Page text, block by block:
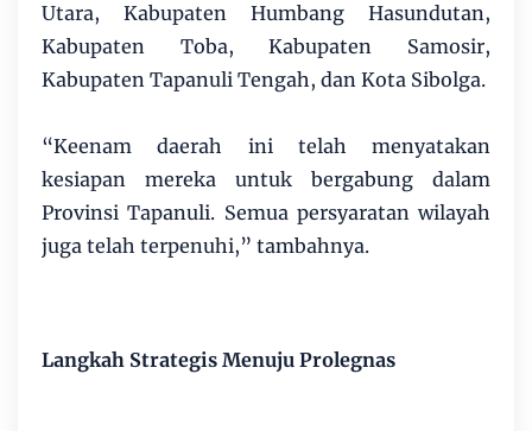
Utara, Kabupaten Humbang Hasundutan,
Kabupaten Toba, Kabupaten Samosir,
Kabupaten Tapanuli Tengah, dan Kota Sibolga.
“Keenam daerah ini telah menyatakan
kesiapan mereka untuk bergabung dalam
Provinsi Tapanuli. Semua persyaratan wilayah
juga telah terpenuhi,” tambahnya.
Langkah Strategis Menuju Prolegnas